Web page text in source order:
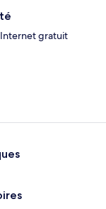
Internet gratuit